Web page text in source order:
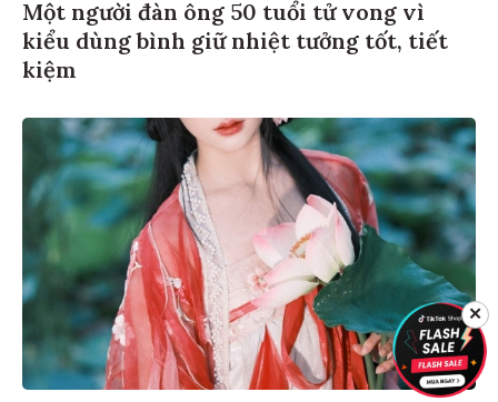
Một người đàn ông 50 tuổi tử vong vì
kiểu dùng bình giữ nhiệt tưởng tốt, tiết
kiệm
✕